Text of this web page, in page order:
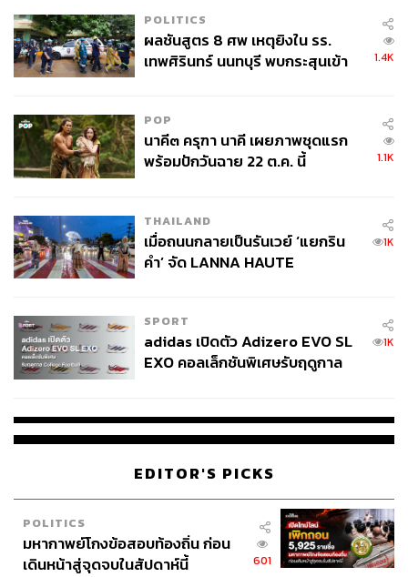
POLITICS
ผลชันสูตร 8 ศพ เหตุยิงใน รร.
เทพศิรินทร์ นนทบุรี พบกระสุนเข้า
1.4K
POP
นาคี๓ ครุฑา นาคี เผยภาพชุดแรก
พร้อมปักวันฉาย 22 ต.ค. นี้
1.1K
THAILAND
เมื่อถนนกลายเป็นรันเวย์ ‘แยกริน
คำ’ จัด LANNA HAUTE
1K
SPORT
adidas เปิดตัว Adizero EVO SL
EXO คอลเล็กชันพิเศษรับฤดูกาล
1K
EDITOR'S PICKS
POLITICS
มหากาพย์โกงข้อสอบท้องถิ่น ก่อน
เดินหน้าสู่จุดจบในสัปดาห์นี้
601